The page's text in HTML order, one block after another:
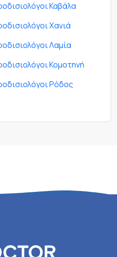
Καβάλα
Χανιά
Λαμία
Κομοτηνή
Ρόδος